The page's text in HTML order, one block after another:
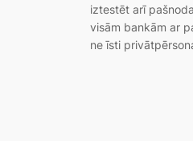
iztestēt arī
visām bankām ar
ne īsti